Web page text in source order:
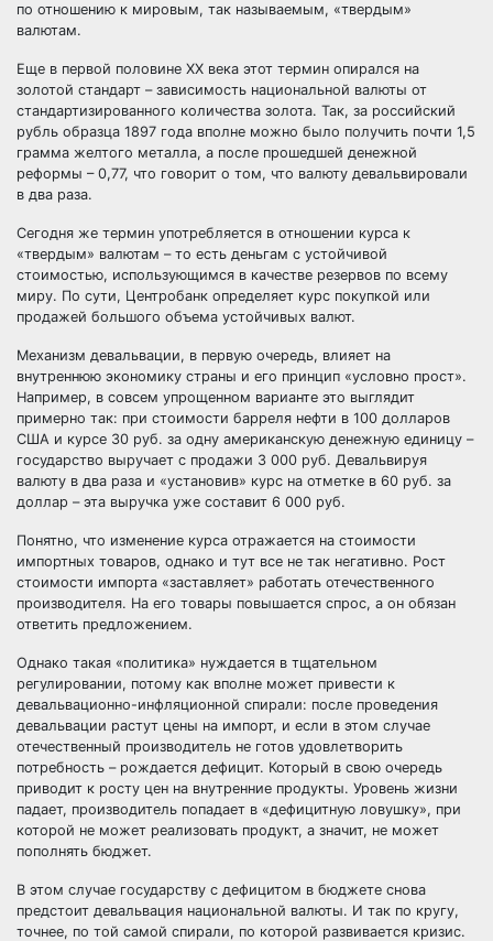
по отношению к мировым, так называемым, «твердым»
валютам.
Еще в первой половине XX века этот термин опирался на
золотой стандарт – зависимость национальной валюты от
стандартизированного количества золота. Так, за российский
рубль образца 1897 года вполне можно было получить почти 1,5
грамма желтого металла, а после прошедшей денежной
реформы – 0,77, что говорит о том, что валюту девальвировали
в два раза.
Сегодня же термин употребляется в отношении курса к
«твердым» валютам – то есть деньгам с устойчивой
стоимостью, использующимся в качестве резервов по всему
миру. По сути, Центробанк определяет курс покупкой или
продажей большого объема устойчивых валют.
Механизм девальвации, в первую очередь, влияет на
внутреннюю экономику страны и его принцип «условно прост».
Например, в совсем упрощенном варианте это выглядит
примерно так: при стоимости барреля нефти в 100 долларов
США и курсе 30 руб. за одну американскую денежную единицу –
государство выручает с продажи 3 000 руб. Девальвируя
валюту в два раза и «установив» курс на отметке в 60 руб. за
доллар – эта выручка уже составит 6 000 руб.
Понятно, что изменение курса отражается на стоимости
импортных товаров, однако и тут все не так негативно. Рост
стоимости импорта «заставляет» работать отечественного
производителя. На его товары повышается спрос, а он обязан
ответить предложением.
Однако такая «политика» нуждается в тщательном
регулировании, потому как вполне может привести к
девальвационно-инфляционной спирали: после проведения
девальвации растут цены на импорт, и если в этом случае
отечественный производитель не готов удовлетворить
потребность – рождается дефицит. Который в свою очередь
приводит к росту цен на внутренние продукты. Уровень жизни
падает, производитель попадает в «дефицитную ловушку», при
которой не может реализовать продукт, а значит, не может
пополнять бюджет.
В этом случае государству с дефицитом в бюджете снова
предстоит девальвация национальной валюты. И так по кругу,
точнее, по той самой спирали, по которой развивается кризис.